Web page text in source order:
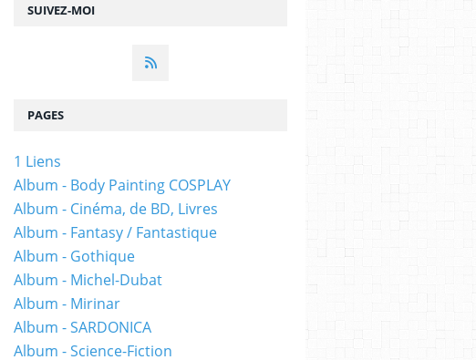
ALIRE,LIBRAIRIE SOLARIS,FANTASTIQUE
SUIVEZ-MOI
PAGES
1 Liens
Album - Body Painting COSPLAY
Album - Cinéma, de BD, Livres
Album - Fantasy / Fantastique
Album - Gothique
Album - Michel-Dubat
Album - Mirinar
Album - SARDONICA
Album - Science-Fiction